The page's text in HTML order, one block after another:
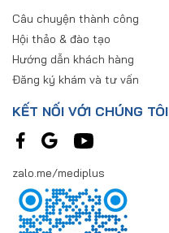
Câu chuyện thành công
Hội thảo & đào tạo
Hướng dẫn khách hàng
Đăng ký khám và tư vấn
KẾT NỐI VỚI CHÚNG TÔI
zalo.me/mediplus